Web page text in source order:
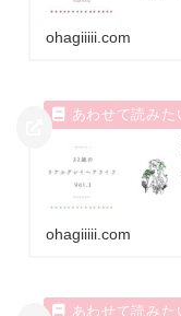
ohagiiiii.com
ohagiiiii.com